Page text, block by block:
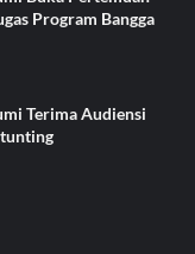
Program Bangga
Terima Audiensi